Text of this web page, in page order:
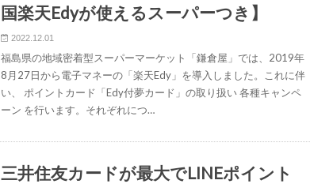
国楽天Edyが使えるスーパーつき】
2022.12.01
福島県の地域密着型スーパーマーケット「鎌倉屋」では、2019年
8月27日から電子マネーの「楽天Edy」を導入しました。これに伴
い、 ポイントカード「Edy付夢カード」の取り扱い 各種キャンペ
ーン を行います。それぞれにつ…
三井住友カードが最大でLINEポイント